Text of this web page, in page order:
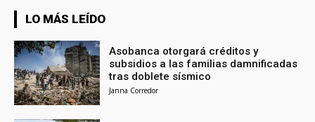
LO MÁS LEÍDO
Asobanca otorgará créditos y
subsidios a las familias damnificadas
tras doblete sísmico
Janna Corredor